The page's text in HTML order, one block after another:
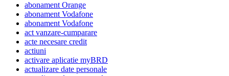
abonament Orange
abonament Vodafone
abonament Vodafone
act vanzare-cumparare
acte necesare credit
actiuni
activare aplicatie myBRD
actualizare date personale